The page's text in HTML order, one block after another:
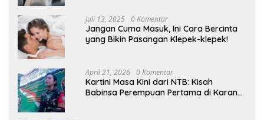
Juli 13, 2025 0 Komentar
Jangan Cuma Masuk, Ini Cara Bercinta
yang Bikin Pasangan Klepek-klepek!
April 21, 2026 0 Komentar
Kartini Masa Kini dari NTB: Kisah
Babinsa Perempuan Pertama di Karang